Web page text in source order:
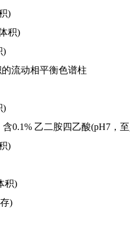
)
积)
)
流动相平衡色谱柱
)
乙二胺四乙酸(pH7，至
)
积)
)